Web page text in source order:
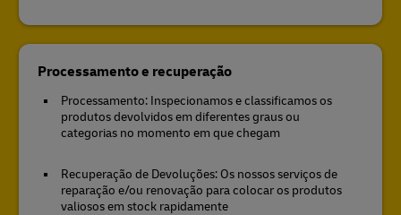
Processamento e recuperação
Processamento: Inspecionamos e classificamos os
produtos devolvidos em diferentes graus ou
categorias no momento em que chegam
Recuperação de Devoluções: Os nossos serviços de
reparação e/ou renovação para colocar os produtos
valiosos em stock rapidamente